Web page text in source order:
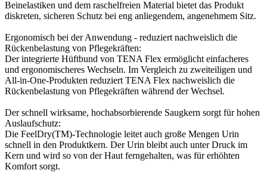
Beinelastiken und dem raschelfreien Material bietet das Produkt
diskreten, sicheren Schutz bei eng anliegendem, angenehmem Sitz.
Ergonomisch bei der Anwendung - reduziert nachweislich die
Rückenbelastung von Pflegekräften:
Der integrierte Hüftbund von TENA Flex ermöglicht einfacheres
und ergonomischeres Wechseln. Im Vergleich zu zweiteiligen und
All-in-One-Produkten reduziert TENA Flex nachweislich die
Rückenbelastung von Pflegekräften während der Wechsel.
Der schnell wirksame, hochabsorbierende Saugkern sorgt für hohen
Auslaufschutz:
Die FeelDry(TM)-Technologie leitet auch große Mengen Urin
schnell in den Produktkern. Der Urin bleibt auch unter Druck im
Kern und wird so von der Haut ferngehalten, was für erhöhten
Komfort sorgt.